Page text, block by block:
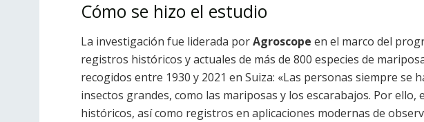
Cómo se hizo el estudio
La investigación fue liderada porAgroscope en el marco del
registros históricos y actuales de más de 800 especies de
recogidos entre 1930 y 2021 en Suiza: «Las personas siempre se
insectos grandes, como las mariposas y los escarabajos. Por
históricos, así como registros en aplicaciones modernas de